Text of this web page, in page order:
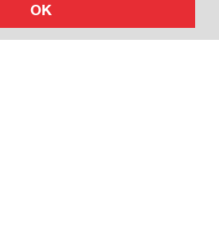
OK
Jetzt beitreten